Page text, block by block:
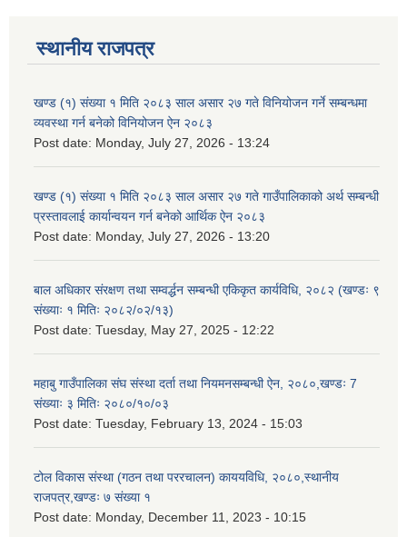
स्थानीय राजपत्र
खण्ड (१) संख्या १ मिति २०८३ साल असार २७ गते विनियोजन गर्ने सम्बन्धमा
व्यवस्था गर्न बनेको विनियोजन ऐन २०८३
Post date: Monday, July 27, 2026 - 13:24
खण्ड (१) संख्या १ मिति २०८३ साल असार २७ गते गाउँपालिकाको अर्थ सम्बन्धी
प्रस्तावलाई कार्यान्वयन गर्न बनेको आर्थिक ऐन २०८३
Post date: Monday, July 27, 2026 - 13:20
बाल अधिकार संरक्षण तथा सम्वर्द्धन सम्बन्धी एकिकृत कार्यविधि, २०८२ (खण्डः ९
संख्याः १ मितिः २०८२/०२/१३)
Post date: Tuesday, May 27, 2025 - 12:22
महाबु गाउँपालिका संघ संस्था दर्ता तथा नियमनसम्बन्धी ऐन, २०८०,खण्डः 7
संख्याः ३ मितिः २०८०/१०/०३
Post date: Tuesday, February 13, 2024 - 15:03
टोल विकास संस्था (गठन तथा पररचालन) काययविधि, २०८०,स्थानीय
राजपत्र,खण्डः ७ संख्या १
Post date: Monday, December 11, 2023 - 10:15